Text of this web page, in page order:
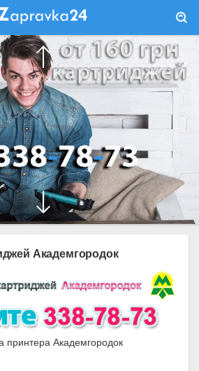
Академгородок
принтера Академгородок